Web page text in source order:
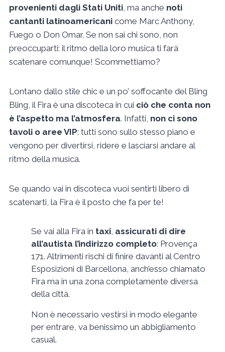
provenienti dagli Stati Uniti, ma anche noti
cantanti latinoamericanicome Marc Anthony,
Fuego o Don Omar. Se non sai chi sono, non
preoccuparti: il ritmo della loro musica ti farà
scatenare comunque! Scommettiamo?
Lontano dallo stile chic e un po’ soffocante del Bling
Bling, il Fira è una discoteca in cui ciò che conta non
è l’aspetto ma l’atmosfera. Infatti, non ci sono
tavoli o aree VIP: tutti sono sullo stesso piano e
vengono per divertirsi, ridere e lasciarsi andare al
ritmo della musica.
Se quando vai in discoteca vuoi sentirti libero di
scatenarti, la Fira è il posto che fa per te!
Se vai alla Fira in taxi, assicurati di dire
all’autista l’indirizzo completo: Provença
171. Altrimenti rischi di finire davanti al Centro
Esposizioni di Barcellona, anch’esso chiamato
Fira ma in una zona completamente diversa
della città.
Non è necessario vestirsi in modo elegante
per entrare, va benissimo un abbigliamento
casual.